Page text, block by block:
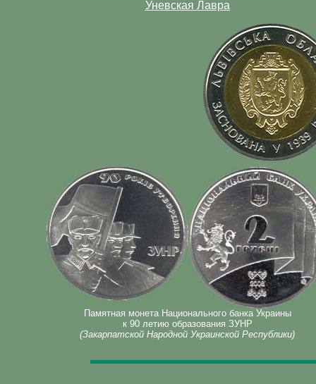
Уневская Лавра
Памятная монета Национального банка Украины
к 90 летию образования ЗУНР
(Закарпатской Народной Украинской Республики)